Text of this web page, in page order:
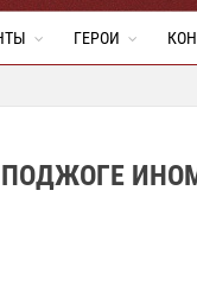
ГЕРОИ